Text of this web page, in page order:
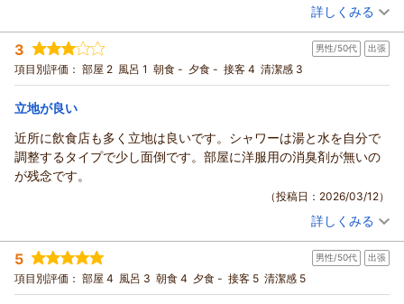
これからも、より快適にお過ごしいただけるホテルを目指し、
精進して参ります。
是非またのご利用を心より、お待ち申し上げております。
副支配人 大西
投稿者： うっちゃんさん(男性/60代)
宿泊プラン： 【素泊まり】各地へのアクセスも便利！ビジネスにも観光にも
好立地なホテルで快適な滞在を
シングル 食事なし
宿泊価格帯： 7,001～8,000円(大人一人あたり/税込)
この度は、市原マリンホテルをご利用頂き誠にありがとうござ
います。
お褒めの言葉を頂きまして、スタッフ一同大変嬉しく思ってお
これからも、より快適にお過ごし頂けるホテルを目指して参り
ます。
またのご利用を心よりお待ちしております。
副支配人 大西
詳しくみる
3 男性/50代 出張
項目別評価： 部屋 2 風呂 1 朝食 - 夕食 - 接客 4 清潔感 3
立地が良い
近所に飲食店も多く立地は良いです。シャワーは湯と水を自分で
調整するタイプで少し面倒です。部屋に洋服用の消臭剤が無いの
が残念です。
（投稿日：2026/03/12）
投稿者： kzさん(男性/50代)
宿泊プラン： 【じゃらんのお得な10日間】素泊/各地へのアクセスも便利！
ビジネスや観光に適したホテルで快適な滞在2602
シングル
宿泊価格帯： 7,001～8,000円(大人一人あたり/税込)
詳しくみる
5 男性/50代 出張
項目別評価： 部屋 4 風呂 3 朝食 4 夕食 - 接客 5 清潔感 5